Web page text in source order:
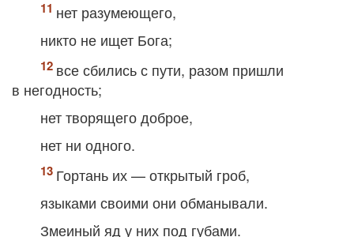
нет разумеющего,
никто не ищет Бога;
все сбились с пути, разом пришли
в негодность;
нет творящего доброе,
нет ни одного.
Гортань их — открытый гроб,
языками своими они обманывали.
Змеиный яд у них под губами.